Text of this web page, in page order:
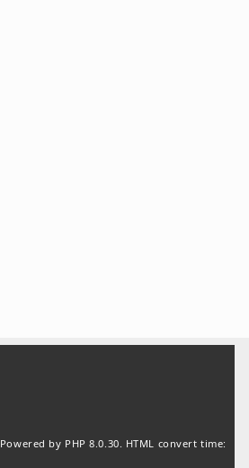
Powered by PHP 8.0.30. HTML convert time: